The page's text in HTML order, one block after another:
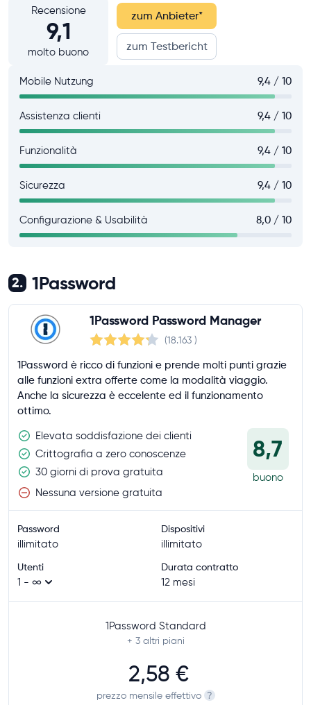
Recensione
9,1
molto buono
zum Anbieter*
zum Testbericht
Mobile Nutzung 9,4 / 10
Assistenza clienti 9,4 / 10
Funzionalità 9,4 / 10
Sicurezza 9,4 / 10
Configurazione & Usabilità 8,0 / 10
2. 1Password
1Password Password Manager
(18.163 )
1Password è ricco di funzioni e prende molti punti grazie
alle funzioni extra offerte come la modalità viaggio.
Anche la sicurezza è eccelente ed il funzionamento
ottimo.
Elevata soddisfazione dei clienti
Crittografia a zero conoscenze
30 giorni di prova gratuita
Nessuna versione gratuita
8,7
buono
Password
illimitato
Dispositivi
illimitato
Utenti
1 - ∞
Durata contratto
12 mesi
1Password Standard
+ 3 altri piani
2,58 €
prezzo mensile effettivo ?